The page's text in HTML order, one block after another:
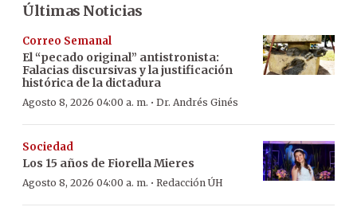
Últimas Noticias
Correo Semanal
El “pecado original” antistronista:
Falacias discursivas y la justificación
histórica de la dictadura
Agosto 8, 2026 04:00 a. m. · Dr. Andrés Ginés
Sociedad
Los 15 años de Fiorella Mieres
Agosto 8, 2026 04:00 a. m. · Redacción ÚH